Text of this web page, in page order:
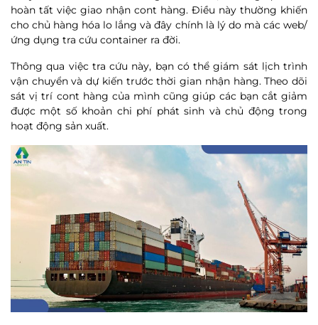
hoàn tất việc giao nhận cont hàng. Điều này thường khiến
cho chủ hàng hóa lo lắng và đây chính là lý do mà các web/
ứng dụng tra cứu container ra đời.
Thông qua việc tra cứu này, bạn có thể giám sát lịch trình
vận chuyển và dự kiến trước thời gian nhận hàng. Theo dõi
sát vị trí cont hàng của mình cũng giúp các bạn cắt giảm
được một số khoản chi phí phát sinh và chủ động trong
hoạt động sản xuất.